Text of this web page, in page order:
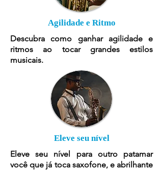
Agilidade e Ritmo
Descubra como ganhar agilidade e
ritmos ao tocar grandes estilos
musicais.
Eleve seu nível
Eleve seu nível para outro patamar
você que já toca saxofone, e abrilhante